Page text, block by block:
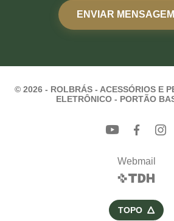
ENVIAR MENSAGEM
© 2026 - ROLBRÁS - ACESSÓRIOS E
ELETRÔNICO - PORTÃO
TOPO
Webmail